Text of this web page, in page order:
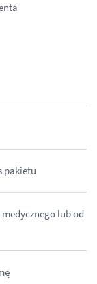
pakietu
lub od